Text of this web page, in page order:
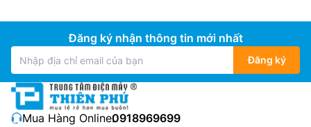
Đăng ký nhận thông tin mới nhất
Đăng ký
Mua Hàng Online:0918969699